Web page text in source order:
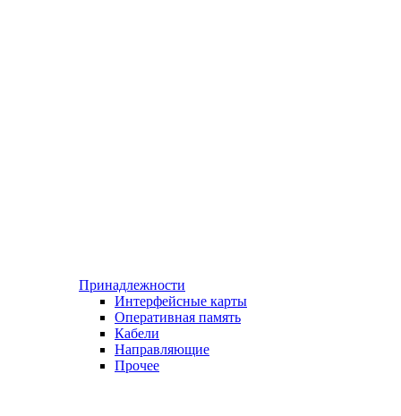
Принадлежности
Интерфейсные карты
Оперативная память
Кабели
Направляющие
Прочее